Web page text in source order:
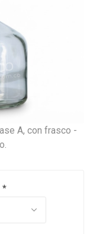
A, con frasco -
*